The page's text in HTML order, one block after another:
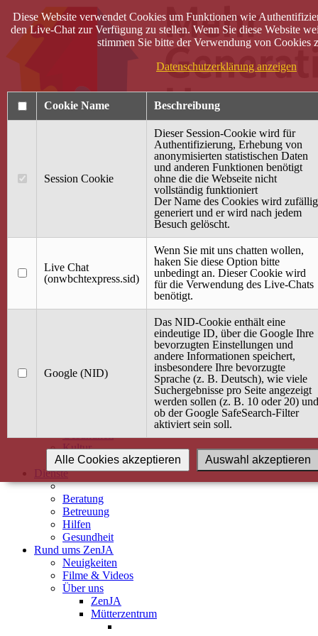
40 Jahre Mütterzentrum
Terminkalender
Gemeinsam aktiv
Gemeinsam unterwegs
wirFAIRändern
Angebot / Kurs suchen
Babybauch & Elternschaft
Gesundheit
Kultur
Alle Kurse
Dienste
Beratung
Betreuung
Hilfen
Gesundheit
Rund ums ZenJA
Neuigkeiten
Filme & Videos
Über uns
ZenJA
Mütterzentrum
Diese Website verwendet Cookies um Funktionen wie
den Live-Chat zur Verfügung zu stellen. Wenn Sie diese Website
stimmen Sie bitte der Verwendung von Cookies
Datenschutzerklärung anzeigen
Cookie Name Beschreibung
Session Cookie
Dieser Session-Cookie wird für
Authentifizierung, Erhebung von
anonymisierten statistischen Daten
und anderen Funktionen benötigt
ohne die die Webseite nicht
vollständig funktioniert
Der Name des Cookies wird zufällig
generiert und er wird nach jedem
Besuch gelöscht.
Live Chat
(onwbchtexpress.sid)
Wenn Sie mit uns chatten wollen,
haken Sie diese Option bitte
unbedingt an. Dieser Cookie wird
für die Verwendung des Live-Chats
benötigt.
Google (NID)
Das NID-Cookie enthält eine
eindeutige ID, über die Google Ihre
bevorzugten Einstellungen und
andere Informationen speichert,
insbesondere Ihre bevorzugte
Sprache (z. B. Deutsch), wie viele
Suchergebnisse pro Seite angezeigt
werden sollen (z. B. 10 oder 20) und
ob der Google SafeSearch-Filter
aktiviert sein soll.
Auswahl akzeptieren
Alle Cookies akzeptieren